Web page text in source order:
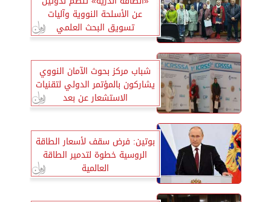
عن الأسلحة النووية وآليات
تسويق البحث العلمي
شباب مركز بحوث الآمان النووي
يشاركون بالمؤتمر الدولي لتقنيات
الاستشعار عن بعد
بوتين: فرض سقف لأسعار الطاقة
الروسية خطوة لتدمير الطاقة
العالمية